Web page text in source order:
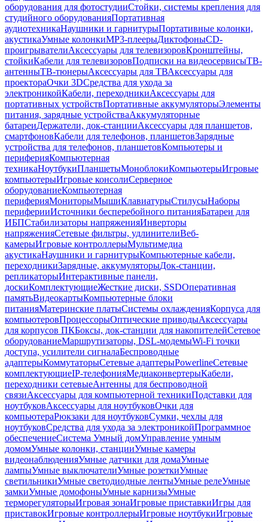
оборудования для фотостудииСтойки, системы крепления для
студийного оборудованияПортативная
аудиотехникаНаушники и гарнитурыПортативные колонки,
акустикаУмные колонкиMP3-плеерыДиктофоныCD-
проигрывателиАксессуары для телевизоровКронштейны,
стойкиКабели для телевизоровПодписки на видеосервисыТВ-
антенныТВ-тюнерыАксессуары для ТВАксессуары для
проектораОчки 3DСредства для ухода за
электроникойКабели, переходникиАксессуары для
портативных устройствПортативные аккумуляторыЭлементы
питания, зарядные устройстваАккумуляторные
батареиДержатели, док-станцииАксессуары для планшетов,
смартфоновКабели для телефонов, планшетовЗарядные
устройства для телефонов, планшетовКомпьютеры и
периферияКомпьютерная
техникаНоутбукиПланшетыМоноблокиКомпьютерыИгровые
компьютерыИгровые консолиСерверное
оборудованиеКомпьютерная
периферияМониторыМышиКлавиатурыСтилусыНаборы
периферииИсточники бесперебойного питанияБатареи для
ИБПСтабилизаторы напряженияИнверторы
напряженияСетевые фильтры, удлинителиВеб-
камерыИгровые контроллерыМультимедиа
акустикаНаушники и гарнитурыКомпьютерные кабели,
переходникиЗарядные, аккумуляторыДок-станции,
репликаторыИнтерактивные панели,
доскиКомплектующиеЖесткие диски, SSDОперативная
памятьВидеокартыКомпьютерные блоки
питанияМатеринские платыСистемы охлажденияКорпуса для
компьютеровПроцессорыОптические приводыАксессуары
для корпусов ПКБоксы, док-станции для накопителейСетевое
оборудованиеМаршрутизаторы, DSL-модемыWi-Fi точки
доступа, усилители сигналаБеспроводные
адаптерыКоммутаторыСетевые адаптерыPowerlineСетевые
комплектующиеIP-телефонияМедиаконвертерыКабели,
переходники сетевыеАнтенны для беспроводной
связиАксессуары для компьютерной техникиПодставки для
ноутбуковАксессуары для ноутбуковОчки для
компьютераРюкзаки для ноутбуковСумки, чехлы для
ноутбуковСредства для ухода за электроникойПрограммное
обеспечениеСистема Умный домУправление умным
домомУмные колонки, станцииУмные камеры
видеонаблюденияУмные датчики для домаУмные
лампыУмные выключателиУмные розеткиУмные
светильникиУмные светодиодные лентыУмные релеУмные
замкиУмные домофоныУмные карнизыУмные
терморегуляторыИгровая зонаИгровые приставкиИгры для
приставокИгровые контроллерыИгровые ноутбукиИгровые